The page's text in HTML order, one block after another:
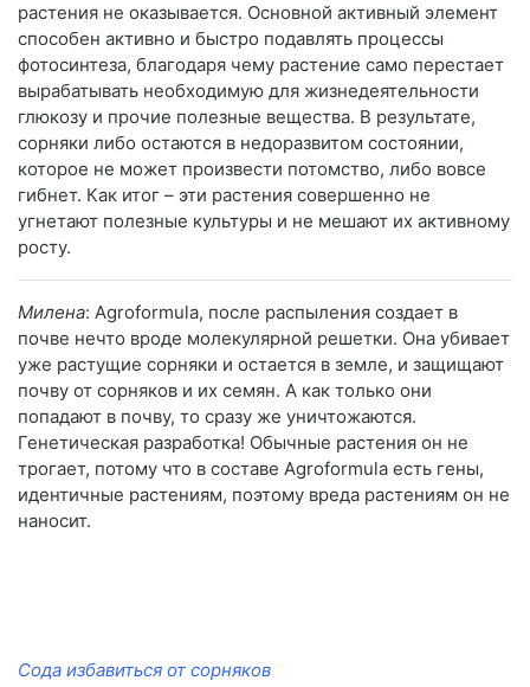
растения не оказывается. Основной активный элемент
способен активно и быстро подавлять процессы
фотосинтеза, благодаря чему растение само перестает
вырабатывать необходимую для жизнедеятельности
глюкозу и прочие полезные вещества. В результате,
сорняки либо остаются в недоразвитом состоянии,
которое не может произвести потомство, либо вовсе
гибнет. Как итог – эти растения совершенно не
угнетают полезные культуры и не мешают их активному
росту.
Милена: Agroformula, после распыления создает в
почве нечто вроде молекулярной решетки. Она убивает
уже растущие сорняки и остается в земле, и защищают
почву от сорняков и их семян. А как только они
попадают в почву, то сразу же уничтожаются.
Генетическая разработка! Обычные растения он не
трогает, потому что в составе Agroformula есть гены,
идентичные растениям, поэтому вреда растениям он не
наносит.
Сода избавиться от сорняков